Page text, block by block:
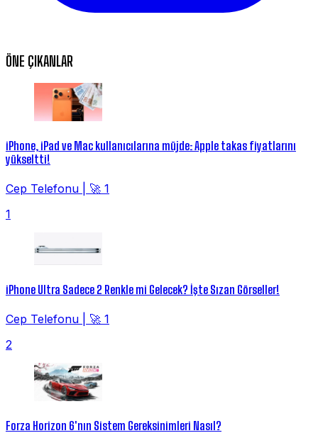
ÖNE ÇIKANLAR
iPhone, iPad ve Mac kullanıcılarına müjde: Apple takas fiyatlarını
yükseltti!
Cep Telefonu
🚀 1
1
iPhone Ultra Sadece 2 Renkle mi Gelecek? İşte Sızan Görseller!
Cep Telefonu
🚀 1
2
Forza Horizon 6'nın Sistem Gereksinimleri Nasıl?